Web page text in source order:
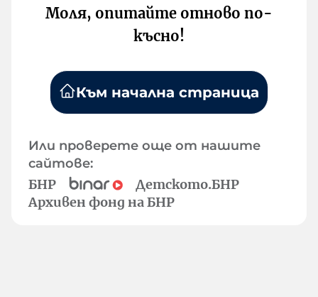
Моля, опитайте отново по-
късно!
Към начална страница
Или проверете още от нашите
сайтове:
БНР
Детското.БНР
Архивен фонд на БНР